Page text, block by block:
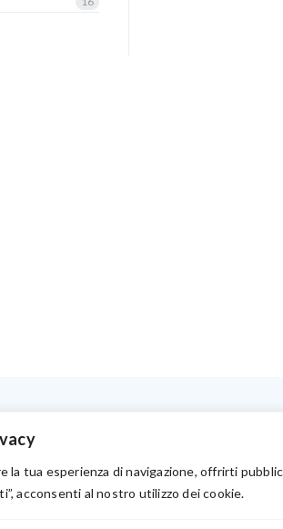
la tua esperienza di navigazione, offrirti
acconsenti al nostro utilizzo dei cookie.
Privacy
Chi